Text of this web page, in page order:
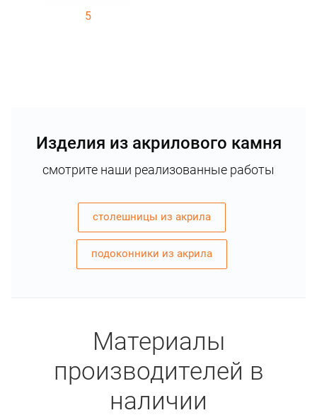
5
Изделия из акрилового камня
смотрите наши реализованные работы
столешницы из акрила
подоконники из акрила
Материалы
производителей в
наличии